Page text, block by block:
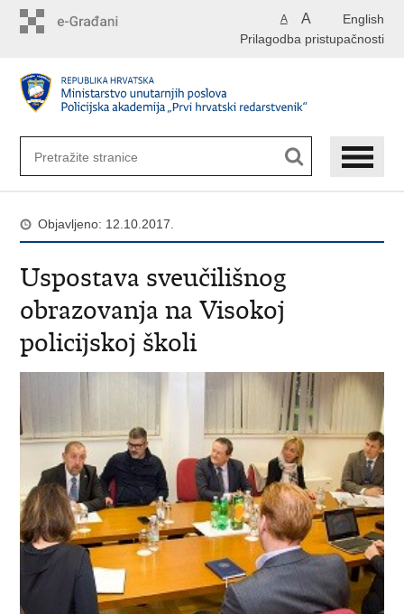
English
A A
Prilagodba pristupačnosti
Objavljeno: 12.10.2017.
Uspostava sveučilišnog
obrazovanja na Visokoj
policijskoj školi